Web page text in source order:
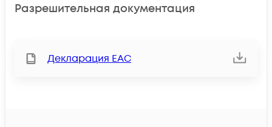
Разрешительная документация
Декларация ЕАС